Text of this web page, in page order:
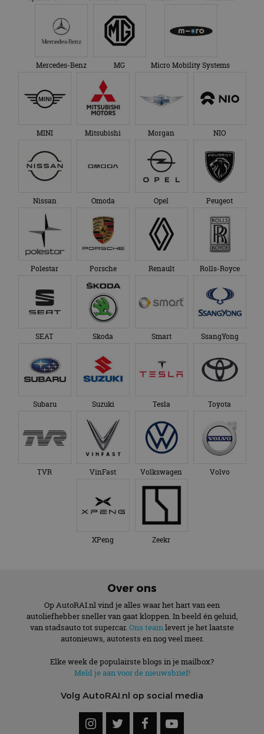
Mercedes-Benz MG Micro Mobility Systems
MINI Mitsubishi Morgan NIO
Nissan Omoda Opel Peugeot
Polestar Porsche Renault Rolls-Royce
SEAT Skoda Smart SsangYong
Subaru Suzuki Tesla Toyota
TVR VinFast Volkswagen Volvo
XPeng Zeekr
Over ons
Op AutoRAI.nl vind je alles waar het hart van een
autoliefhebber sneller van gaat kloppen. In beeld én geluid,
van stadsauto tot supercar. Ons teamlevert je het laatste
autonieuws, autotests en nog veel meer.
Elke week de populairste blogs in je mailbox?
Meld je aan voor de nieuwsbrief!
Volg AutoRAI.nl op social media